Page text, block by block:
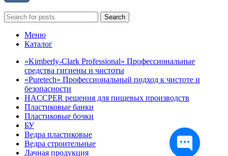
Search
Меню
Каталог
«Kimberly-Clark Professional» Профессиональные
средства гигиены и чистоты
«Puretech» Профессиональный подход к чистоте и
безопасности
HACCPER решения для пищевых производств
Пластиковые банки
Пластиковые бочки
БУ
Ведра пластиковые
Ведра строительные
Дачная продукция